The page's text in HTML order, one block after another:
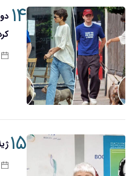
۱۴دو چهره محبوب مخفیانه ازدواج
کردند
۱۴۰۵/۰۵/۱۶ ۲۰:۳۰
۱۵ژیلا هدائی درگذشت
۱۴۰۵/۰۵/۱۶ ۲۰:۲۸